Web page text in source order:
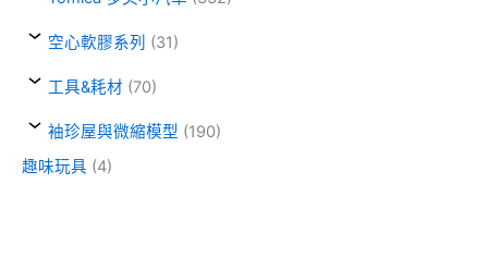
空心軟膠系列 (31)
工具&耗材 (70)
袖珍屋與微縮模型 (190)
趣味玩具 (4)